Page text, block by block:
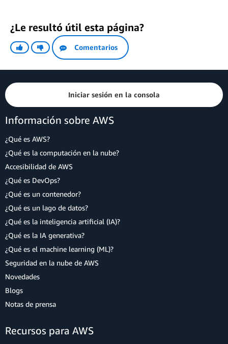
¿Le resultó útil esta página?
Comentarios
Iniciar sesión en la consola
Información sobre AWS
¿Qué es AWS?
¿Qué es la computación en la nube?
Accesibilidad de AWS
¿Qué es DevOps?
¿Qué es un contenedor?
¿Qué es un lago de datos?
¿Qué es la inteligencia artificial (IA)?
¿Qué es la IA generativa?
¿Qué es el machine learning (ML)?
Seguridad en la nube de AWS
Novedades
Blogs
Notas de prensa
Recursos para AWS